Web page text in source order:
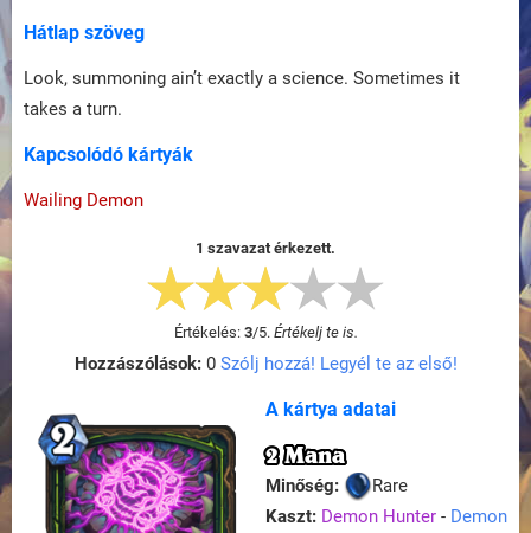
Hátlap szöveg
Look, summoning ain’t exactly a science. Sometimes it
takes a turn.
Kapcsolódó kártyák
Wailing Demon
1 szavazat érkezett.
Értékelés: 3/5. Értékelj te is.
Hozzászólások:0 Szólj hozzá! Legyél te az első!
A kártya adatai
2 Mana
Minőség:
Rare
Kaszt: Demon Hunter - Demon